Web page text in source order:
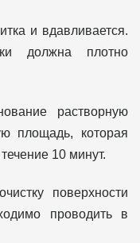
и вдавливается.
должна плотно
растворную
площадь, которая
10 минут.
поверхности
проводить в